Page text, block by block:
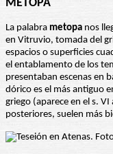
METOPA
La palabra metopa nos
en Vitruvio, tomada del
espacios o superficies
el entablamento de los
presentaban escenas en
dórico es el más antiguo
griego (aparece en el s.
posteriores, suelen más